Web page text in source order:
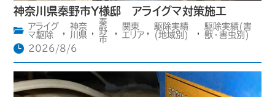
神奈川県秦野市Y様邸 アライグマ対策施工
アライグ
マ駆除
,
神奈
川県 ,
秦
野
市
,
関東
エリア ,
駆除実績
(地域別)
,
駆除実績(害
獣・害虫別)
2026/8/6